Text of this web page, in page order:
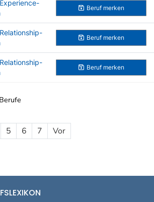
Beruf merken
Beruf merken
Beruf merken
Berufe
5 6 7 Vor